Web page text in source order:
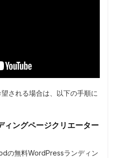
される場合は、以下の手順に
ィングページクリエーター
の無料WordPressランディン